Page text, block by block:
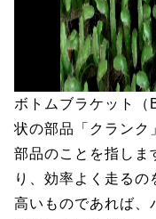
ボトムブラケット（
状の部品「クランク
部品のことを指しま
り、効率よく走る
高いものであれば、